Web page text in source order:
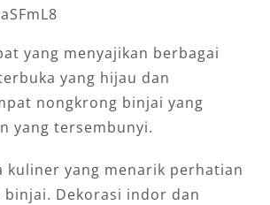
yang menyajikan berbagai
yang hijau dan
nongkrong binjai yang
yang tersembunyi.
kuliner yang menarik perhatian
Dekorasi indor dan